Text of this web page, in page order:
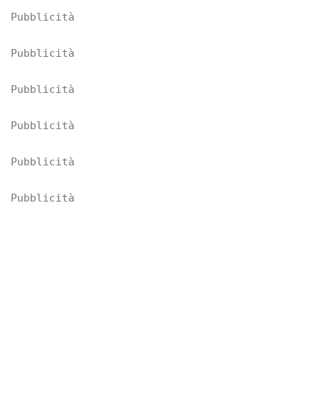
Pubblicità
Pubblicità
Pubblicità
Pubblicità
Pubblicità
Pubblicità